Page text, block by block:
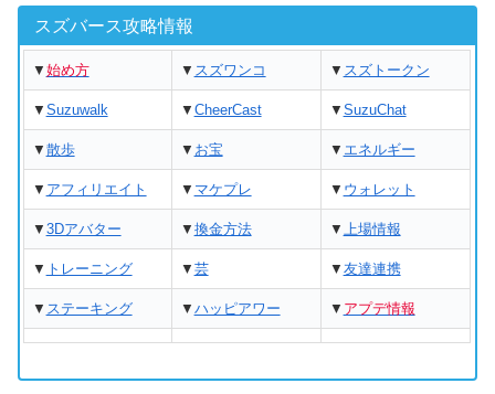
スズバース攻略情報
▼ 始め方 ▼ スズワンコ ▼ スズトークン
▼ Suzuwalk ▼ CheerCast ▼ SuzuChat
▼ 散歩 ▼ お宝 ▼ エネルギー
▼ アフィリエイト ▼ マケプレ ▼ ウォレット
▼ 3Dアバター ▼ 換金方法 ▼ 上場情報
▼ トレーニング ▼ 芸 ▼ 友達連携
▼ ステーキング ▼ ハッピアワー ▼ アプデ情報